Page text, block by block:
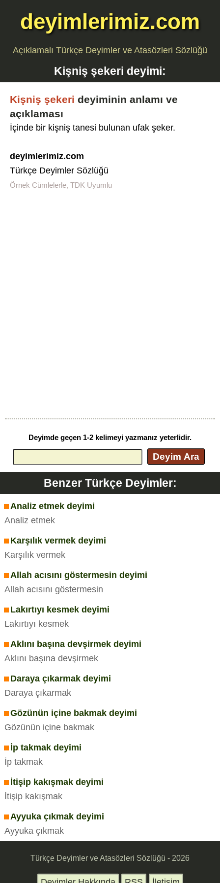
deyimlerimiz.com
Açıklamalı Türkçe Deyimler ve Atasözleri Sözlüğü
Kişniş şekeri deyimi:
Kişniş şekeri deyiminin anlamı ve
açıklaması
İçinde bir kişniş tanesi bulunan ufak şeker.
deyimlerimiz.com
Türkçe Deyimler Sözlüğü
Örnek Cümlelerle, TDK Uyumlu
Deyimde geçen 1-2 kelimeyi yazmanız yeterlidir.
Deyim Ara
Benzer Türkçe Deyimler:
Analiz etmek deyimi
Analiz etmek
Karşılık vermek deyimi
Karşılık vermek
Allah acısını göstermesin deyimi
Allah acısını göstermesin
Lakırtıyı kesmek deyimi
Lakırtıyı kesmek
Aklını başına devşirmek deyimi
Aklını başına devşirmek
Daraya çıkarmak deyimi
Daraya çıkarmak
Gözünün içine bakmak deyimi
Gözünün içine bakmak
İp takmak deyimi
İp takmak
İtişip kakışmak deyimi
İtişip kakışmak
Ayyuka çıkmak deyimi
Ayyuka çıkmak
Türkçe Deyimler ve Atasözleri Sözlüğü - 2026